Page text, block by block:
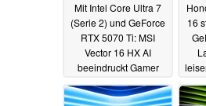
Mit Intel Core Ultra 7
(Serie 2) und GeForce
RTX 5070 Ti: MSI
Vector 16 HX AI
beeindruckt Gamer
und Power-User (Ad)
28.04.2025
16